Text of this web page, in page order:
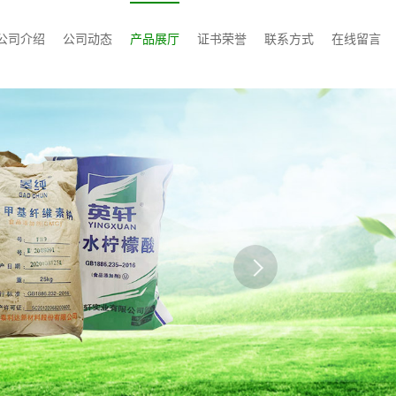
司介绍 公司动态 产品展厅 证书荣誉 联系方式 在线留言